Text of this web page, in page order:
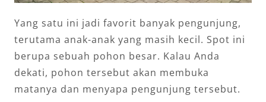
Yang satu ini jadi favorit banyak pengunjung,
terutama anak-anak yang masih kecil. Spot ini
berupa sebuah pohon besar. Kalau Anda
dekati, pohon tersebut akan membuka
matanya dan menyapa pengunjung tersebut.